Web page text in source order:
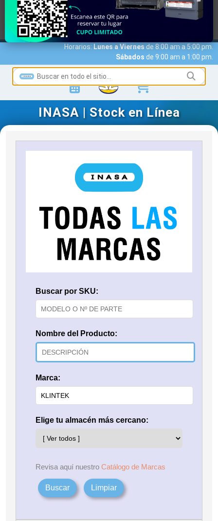
MARCAS ACCESO A CLIENTES
SERVICIOS
NOTICIAS
NOSOTROS
Horarios:Lunes a Viernesde 8:00 am a 5:00 pm.
Sábados de 9:00 am a 1:00 pm.
INASA | Stock en Línea
Buscar por SKU:
Nombre del Producto:
Marca:
Elige tu almacén más cercano:
Revisa aquí nuestro Catálogo de Marcas
Buscar Limpiar